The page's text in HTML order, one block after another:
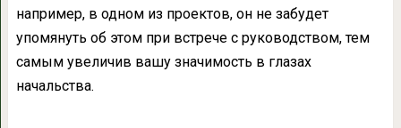
например, в одном из проектов, он не забудет
упомянуть об этом при встрече с руководством, тем
самым увеличив вашу значимость в глазах
начальства.